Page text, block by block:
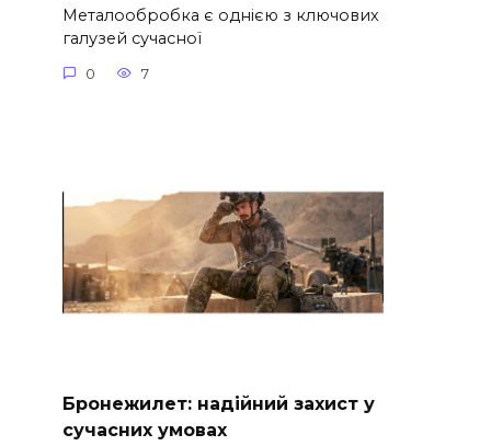
Металообробка є однією з ключових
галузей сучасної
0 7
Бронежилет: надійний захист у
сучасних умовах